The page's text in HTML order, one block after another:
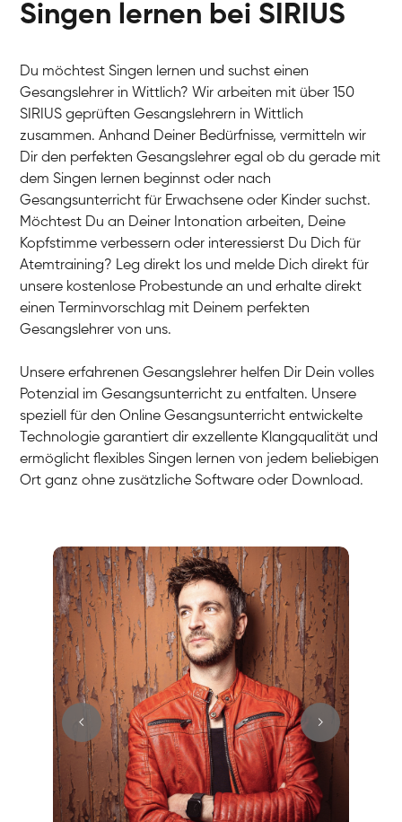
Singen lernen bei SIRIUS
Du möchtest Singen lernen und suchst einen
Gesangslehrer in Wittlich? Wir arbeiten mit über 150
SIRIUS geprüften Gesangslehrern in Wittlich
zusammen. Anhand Deiner Bedürfnisse, vermitteln wir
Dir den perfekten Gesangslehrer egal ob du gerade mit
dem Singen lernen beginnst oder nach
Gesangsunterricht für Erwachsene oder Kinder suchst.
Möchtest Du an Deiner Intonation arbeiten, Deine
Kopfstimme verbessern oder interessierst Du Dich für
Atemtraining? Leg direkt los und melde Dich direkt für
unsere kostenlose Probestunde an und erhalte direkt
einen Terminvorschlag mit Deinem perfekten
Gesangslehrer von uns.
Unsere erfahrenen Gesangslehrer helfen Dir Dein volles
Potenzial im Gesangsunterricht zu entfalten. Unsere
speziell für den Online Gesangsunterricht entwickelte
Technologie garantiert dir exzellente Klangqualität und
ermöglicht flexibles Singen lernen von jedem beliebigen
Ort ganz ohne zusätzliche Software oder Download.
Stefan
Gesang / Vocal